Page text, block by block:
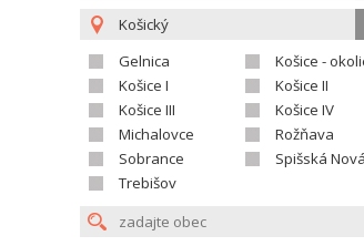
Košický
Gelnica
Košice -
Košice I
Košice II
Košice III
Košice IV
Michalovce
Rožňava
Sobrance
Spišská Nová
Trebišov